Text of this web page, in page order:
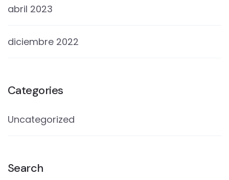
abril 2023
diciembre 2022
Categories
Uncategorized
Search